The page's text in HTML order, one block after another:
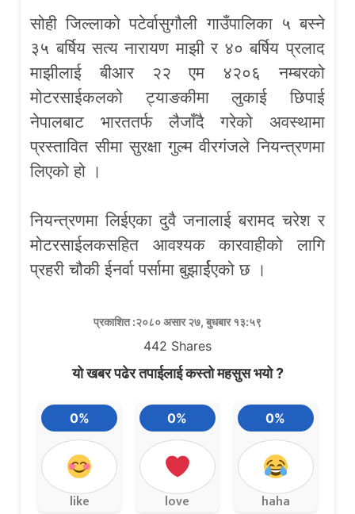
सोही जिल्लाको पटेर्वासुगौली गाउँपालिका ५ बस्ने
३५ बर्षिय सत्य नारायण माझी र ४० बर्षिय प्रलाद
माझीलाई बीआर २२ एम ४२०६ नम्बरको
मोटरसाईकलको ट्याङकीमा लुकाई छिपाई
नेपालबाट भारततर्फ लैजाँदै गरेको अवस्थामा
प्रस्तावित सीमा सुरक्षा गुल्म वीरगंजले नियन्त्रणमा
लिएको हो ।
नियन्त्रणमा लिईएका दुवै जनालाई बरामद चरेश र
मोटरसाईलकसहित आवश्यक कारवाहीको लागि
प्रहरी चौकी ईनर्वा पर्सामा बुझार्ईएको छ ।
प्रकाशित :२०८० असार २७, बुधबार १३:५९
442 Shares
यो खबर पढेर तपाईलाई कस्तो महसुस भयो ?
0%
like
0%
love
0%
haha